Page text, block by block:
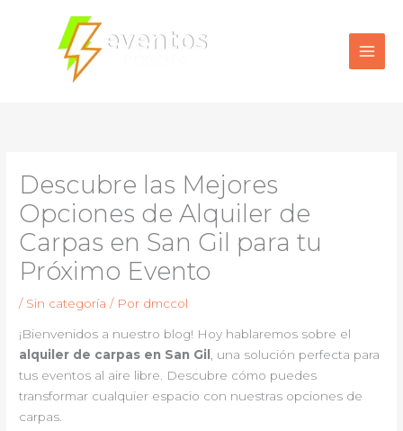
contenido
Descubre las Mejores
Opciones de Alquiler de
Carpas en San Gil para tu
Próximo Evento
/ Sin categoría / Por dmccol
¡Bienvenidos a nuestro blog! Hoy hablaremos sobre el
alquiler de carpas en San Gil , una solución perfecta para
tus eventos al aire libre. Descubre cómo puedes
transformar cualquier espacio con nuestras opciones de
carpas.